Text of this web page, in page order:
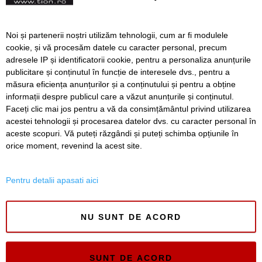
FOTO. S-a ales câștigătorul
licitației pentru noul
terminal de plecări externe
de la Aeroportul Timișoara
Înapoi Înainte
SERVICII Redactia
Folosinta Cookie-urilor
Noi și partenerii noștri utilizăm tehnologii, cum ar fi modulele
cookie, și vă procesăm datele cu caracter personal, precum
adresele IP și identificatorii cookie, pentru a personaliza anunțurile
publicitare și conținutul în funcție de interesele dvs., pentru a
măsura eficiența anunțurilor și a conținutului și pentru a obține
informații despre publicul care a văzut anunțurile și conținutul.
Faceți clic mai jos pentru a vă da consimțământul privind utilizarea
acestei tehnologii și procesarea datelor dvs. cu caracter personal în
aceste scopuri. Vă puteți răzgândi și puteți schimba opțiunile în
orice moment, revenind la acest site.
Pentru detalii apasati aici
NU SUNT DE ACORD
SUNT DE ACORD